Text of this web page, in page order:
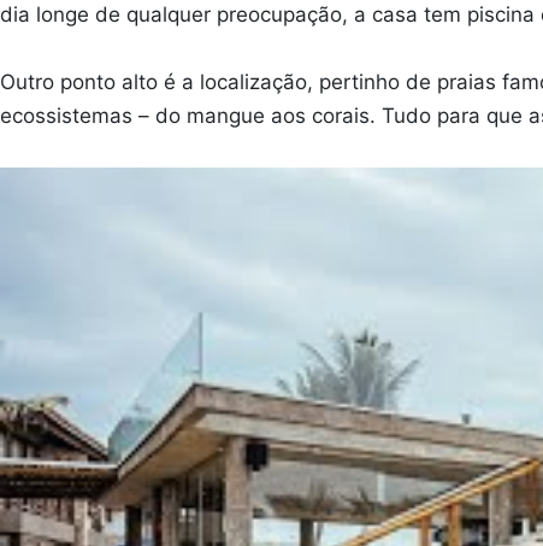
dia longe de qualquer preocupação, a casa tem
Outro ponto alto é a localização, pertinho de praias
ecossistemas – do mangue aos corais. Tudo para que